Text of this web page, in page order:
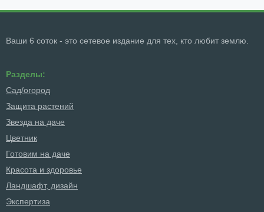
Ваши 6 соток - это сетевое издание для тех, кто любит землю.
Разделы:
Сад/огород
Защита растений
Звезда на даче
Цветник
Готовим на даче
Красота и здоровье
Ландшафт, дизайн
Экспертиза